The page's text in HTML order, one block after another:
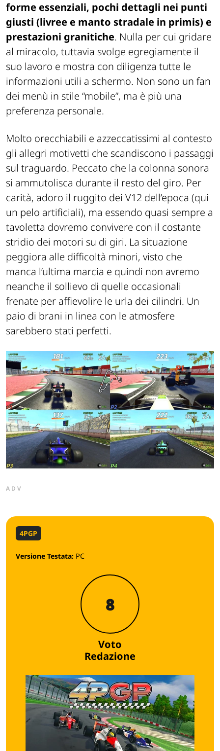
forme essenziali, pochi dettagli nei punti
giusti (livree e manto stradale in primis) e
prestazioni granitiche. Nulla per cui gridare
al miracolo, tuttavia svolge egregiamente il
suo lavoro e mostra con diligenza tutte le
informazioni utili a schermo. Non sono un fan
dei menù in stile “mobile”, ma è più una
preferenza personale.
Molto orecchiabili e azzeccatissimi al contesto
gli allegri motivetti che scandiscono i passaggi
sul traguardo. Peccato che la colonna sonora
si ammutolisca durante il resto del giro. Per
carità, adoro il ruggito dei V12 dell’epoca (qui
un pelo artificiali), ma essendo quasi sempre a
tavoletta dovremo convivere con il costante
stridio dei motori su di giri. La situazione
peggiora alle difficoltà minori, visto che
manca l’ultima marcia e quindi non avremo
neanche il sollievo di quelle occasionali
frenate per affievolire le urla dei cilindri. Un
paio di brani in linea con le atmosfere
sarebbero stati perfetti.
ADV
4PGP
Versione Testata: PC
8
Voto
Redazione